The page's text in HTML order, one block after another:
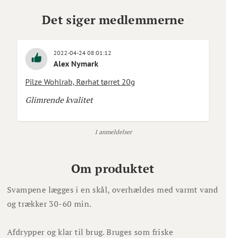
Det siger medlemmerne
2022-04-24 08:01:12
Alex Nymark
Pilze Wohlrab, Rørhat tørret 20g
Glimrende kvalitet
1 anmeldelser
Om produktet
Svampene lægges i en skål, overhældes med varmt vand
og trækker 30-60 min.
Afdrypper og klar til brug. Bruges som friske